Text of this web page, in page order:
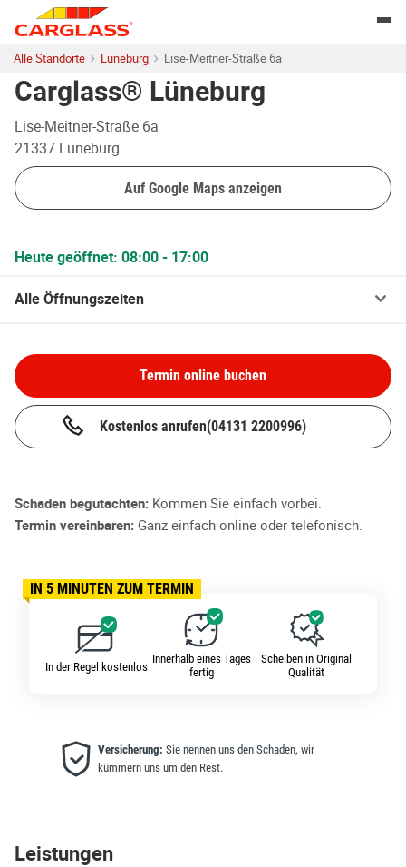
Skip to content
Return to Nav
Alle Standorte Lüneburg Lise-Meitner-Straße 6a
Carglass® Lüneburg
Lise-Meitner-Straße 6a
21337 Lüneburg
Auf Google Maps anzeigen
Heute geöffnet: 08:00- 17:00
Alle Öffnungszeiten
Termin online buchen
Kostenlos anrufen(04131 2200996)
Schaden begutachten: Kommen Sie einfach vorbei.
Termin vereinbaren: Ganz einfach online oder telefonisch.
IN 5 MINUTEN ZUM TERMIN
In der Regel kostenlos
Innerhalb eines Tages
fertig
Scheiben in Original
Qualität
Versicherung: Sie nennen uns den Schaden, wir
kümmern uns um den Rest.
Leistungen